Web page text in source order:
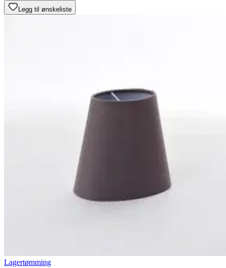
Legg til ønskeliste
Lagertømming